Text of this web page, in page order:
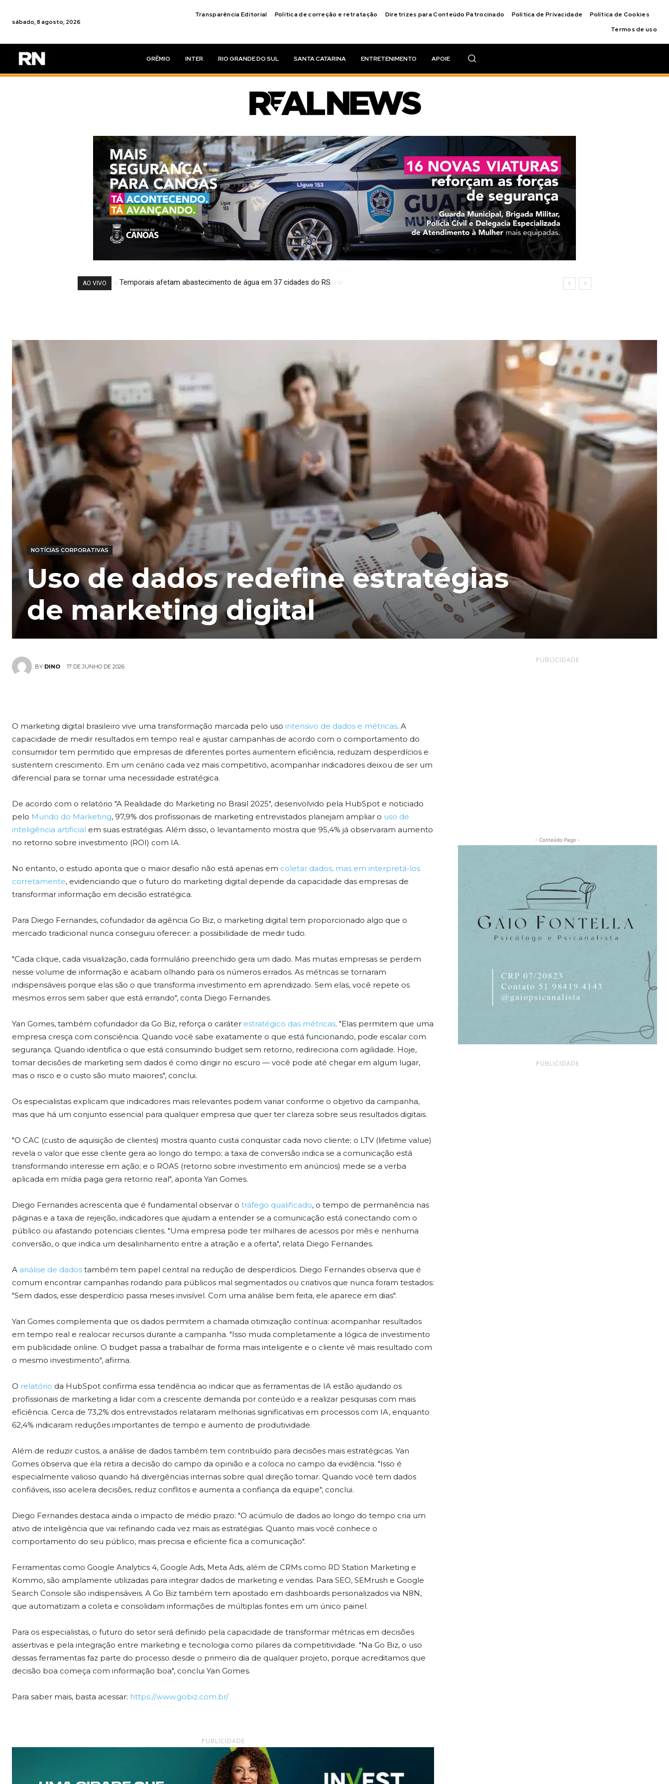
sábado, 8 agosto, 2026
Transparência Editorial Política de correção e retratação Diretrizes para Conteúdo Patrocinado Política de Privacidade
Política de Cookies
Termos de uso
GRÊMIO INTER RIO GRANDE DO SUL SANTA CATARINA ENTRETENIMENTO APOIE
AO VIVO Temporais afetam abastecimento de água em 37 cidades do RS
NOTÍCIAS CORPORATIVAS
Uso de dados redefine estratégias
de marketing digital
BY DINO 17 DE JUNHO DE 2026
O marketing digital brasileiro vive uma transformação marcada pelo uso intensivo de dados e métricas. A
capacidade de medir resultados em tempo real e ajustar campanhas de acordo com o comportamento do
consumidor tem permitido que empresas de diferentes portes aumentem eficiência, reduzam desperdícios e
sustentem crescimento. Em um cenário cada vez mais competitivo, acompanhar indicadores deixou de ser um
diferencial para se tornar uma necessidade estratégica.
De acordo com o relatório "A Realidade do Marketing no Brasil 2025", desenvolvido pela HubSpot e noticiado
pelo Mundo do Marketing, 97,9% dos profissionais de marketing entrevistados planejam ampliar o uso de
inteligência artificial em suas estratégias. Além disso, o levantamento mostra que 95,4% já observaram aumento
no retorno sobre investimento (ROI) com IA.
No entanto, o estudo aponta que o maior desafio não está apenas em coletar dados, mas em interpretá-los
corretamente, evidenciando que o futuro do marketing digital depende da capacidade das empresas de
transformar informação em decisão estratégica.
Para Diego Fernandes, cofundador da agência Go Biz, o marketing digital tem proporcionado algo que o
mercado tradicional nunca conseguiu oferecer: a possibilidade de medir tudo.
"Cada clique, cada visualização, cada formulário preenchido gera um dado. Mas muitas empresas se perdem
nesse volume de informação e acabam olhando para os números errados. As métricas se tornaram
indispensáveis porque elas são o que transforma investimento em aprendizado. Sem elas, você repete os
mesmos erros sem saber que está errando", conta Diego Fernandes.
Yan Gomes, também cofundador da Go Biz, reforça o caráter estratégico das métricas. "Elas permitem que uma
empresa cresça com consciência. Quando você sabe exatamente o que está funcionando, pode escalar com
segurança. Quando identifica o que está consumindo budget sem retorno, redireciona com agilidade. Hoje,
tomar decisões de marketing sem dados é como dirigir no escuro — você pode até chegar em algum lugar,
mas o risco e o custo são muito maiores", conclui.
Os especialistas explicam que indicadores mais relevantes podem variar conforme o objetivo da campanha,
mas que há um conjunto essencial para qualquer empresa que quer ter clareza sobre seus resultados digitais.
"O CAC (custo de aquisição de clientes) mostra quanto custa conquistar cada novo cliente; o LTV (lifetime value)
revela o valor que esse cliente gera ao longo do tempo; a taxa de conversão indica se a comunicação está
transformando interesse em ação; e o ROAS (retorno sobre investimento em anúncios) mede se a verba
aplicada em mídia paga gera retorno real", aponta Yan Gomes.
Diego Fernandes acrescenta que é fundamental observar o tráfego qualificado, o tempo de permanência nas
páginas e a taxa de rejeição, indicadores que ajudam a entender se a comunicação está conectando com o
público ou afastando potenciais clientes. "Uma empresa pode ter milhares de acessos por mês e nenhuma
conversão, o que indica um desalinhamento entre a atração e a oferta", relata Diego Fernandes.
A análise de dados também tem papel central na redução de desperdícios. Diego Fernandes observa que é
comum encontrar campanhas rodando para públicos mal segmentados ou criativos que nunca foram testados:
"Sem dados, esse desperdício passa meses invisível. Com uma análise bem feita, ele aparece em dias".
Yan Gomes complementa que os dados permitem a chamada otimização contínua: acompanhar resultados
em tempo real e realocar recursos durante a campanha. "Isso muda completamente a lógica de investimento
em publicidade online. O budget passa a trabalhar de forma mais inteligente e o cliente vê mais resultado com
o mesmo investimento", afirma.
O relatório da HubSpot confirma essa tendência ao indicar que as ferramentas de IA estão ajudando os
profissionais de marketing a lidar com a crescente demanda por conteúdo e a realizar pesquisas com mais
eficiência. Cerca de 73,2% dos entrevistados relataram melhorias significativas em processos com IA, enquanto
62,4% indicaram reduções importantes de tempo e aumento de produtividade.
Além de reduzir custos, a análise de dados também tem contribuído para decisões mais estratégicas. Yan
Gomes observa que ela retira a decisão do campo da opinião e a coloca no campo da evidência. "Isso é
especialmente valioso quando há divergências internas sobre qual direção tomar. Quando você tem dados
confiáveis, isso acelera decisões, reduz conflitos e aumenta a confiança da equipe", conclui.
Diego Fernandes destaca ainda o impacto de médio prazo: "O acúmulo de dados ao longo do tempo cria um
ativo de inteligência que vai refinando cada vez mais as estratégias. Quanto mais você conhece o
comportamento do seu público, mais precisa e eficiente fica a comunicação".
Ferramentas como Google Analytics 4, Google Ads, Meta Ads, além de CRMs como RD Station Marketing e
Kommo, são amplamente utilizadas para integrar dados de marketing e vendas. Para SEO, SEMrush e Google
Search Console são indispensáveis. A Go Biz também tem apostado em dashboards personalizados via N8N,
que automatizam a coleta e consolidam informações de múltiplas fontes em um único painel.
Para os especialistas, o futuro do setor será definido pela capacidade de transformar métricas em decisões
assertivas e pela integração entre marketing e tecnologia como pilares da competitividade. "Na Go Biz, o uso
dessas ferramentas faz parte do processo desde o primeiro dia de qualquer projeto, porque acreditamos que
decisão boa começa com informação boa", conclui Yan Gomes.
Para saber mais, basta acessar: https://www.gobiz.com.br/
PUBLICIDADE
PUBLICIDADE
- Conteúdo Pago -
PUBLICIDADE